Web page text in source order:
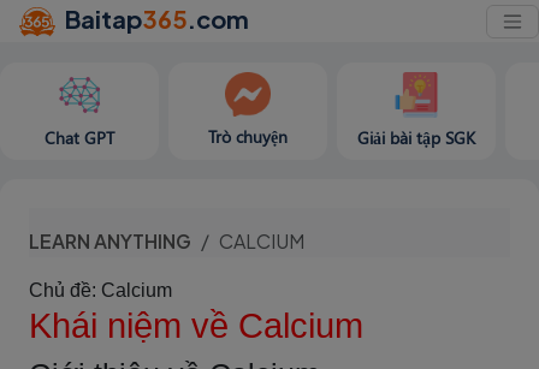
Baitap365.com
Chat GPT Trò chuyện Giải bài tập SGK
LEARN ANYTHING CALCIUM
Chủ đề: Calcium
Khái niệm về Calcium